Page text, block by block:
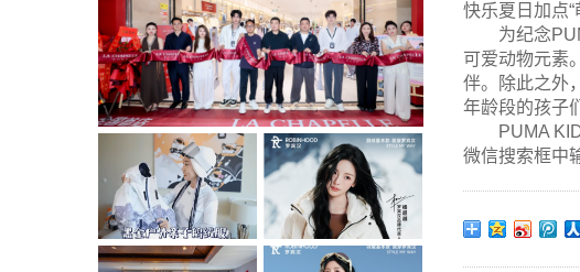
快乐夏日加点
为纪念
可爱动物元素
伴。除此之外
年龄段的孩子
PUMA
微信搜索框中